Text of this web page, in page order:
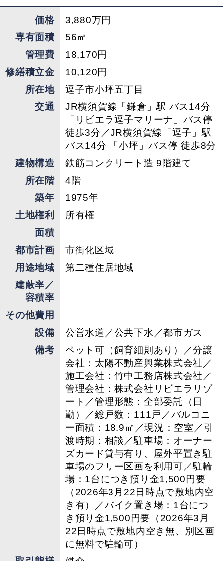
最後に。逗子マリーナは号棟ごとにルールはもと
より表情が違いますが、中庭やロビー、ポストま
さが個人的には好きです。
まだまだ伸びしろのあるワンルーム。こだわりを
持って部屋を作りたい。けれどゼロから始めるの
はハードルが高いという方へ。愛情持ってこの部
屋を成長させて欲しいと思います。
価格
3,880万円
専有面積
56㎡
管理費
18,170円
修繕積立金
10,120円
所在地
逗子市小坪五丁目
交通
JR横須賀線「鎌倉」駅 バス14分
「リビエラ逗子マリーナ」バス停
徒歩3分／JR横須賀線「逗子」駅
バス14分 「小坪」バス停 徒歩8分
建物構造
鉄筋コンクリート造 9階建て
所在階
4階
築年
1975年
土地権利
所有権
面積
都市計画
市街化区域
用途地域
第二種住居地域
建蔽率／
容積率
その他費用
設備
公営水道／公共下水／都市ガス
備考
ペット可（飼育細則あり）／分譲
会社：太陽不動産興業株式会社／
施工会社：竹中工務店株式会社／
管理会社：株式会社リビエラリゾ
ート／管理形態：全部委託（日
勤）／総戸数：111戸／バルコニ
ー面積：18.9㎡／現況：空室／引
渡時期：相談／駐車場：オーナー
ズカード貸与有り、屋外平置き駐
車場のフリー区画を利用可／駐輪
場：1台につき預り金1,500円要
（2026年3月22日時点で敷地内空
き有）／バイク置き場：1台につ
き預り金1,500円要（2026年3月
22日時点で敷地内空き無、別区画
に無料で駐輪可）